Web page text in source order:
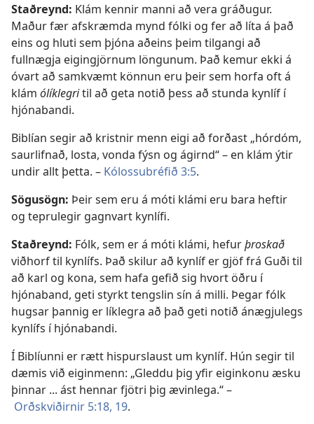
Staðreynd: Klám kennir manni að vera gráðugur.
Maður fær afskræmda mynd fólki og fer að líta á það
eins og hluti sem þjóna aðeins þeim tilgangi að
fullnægja eigingjörnum löngunum. Það kemur ekki á
óvart að samkvæmt könnun eru þeir sem horfa oft á
klám ólíklegritil að geta notið þess að stunda kynlíf í
hjónabandi.
Biblían segir að kristnir menn eigi að forðast „hórdóm,
saurlifnað, losta, vonda fýsn og ágirnd“ – en klám ýtir
undir allt þetta. – Kólossubréfið 3:5.
Sögusögn: Þeir sem eru á móti klámi eru bara heftir
og teprulegir gagnvart kynlífi.
Staðreynd: Fólk, sem er á móti klámi, hefurþroskað
viðhorf til kynlífs. Það skilur að kynlíf er gjöf frá Guði til
að karl og kona, sem hafa gefið sig hvort öðru í
hjónaband, geti styrkt tengslin sín á milli. Þegar fólk
hugsar þannig er líklegra að það geti notið ánægjulegs
kynlífs í hjónabandi.
Í Biblíunni er rætt hispurslaust um kynlíf. Hún segir til
dæmis við eiginmenn: „Gleddu þig yfir eiginkonu æsku
þinnar ... ást hennar fjötri þig ævinlega.“ –
Orðskviðirnir 5:18, 19.